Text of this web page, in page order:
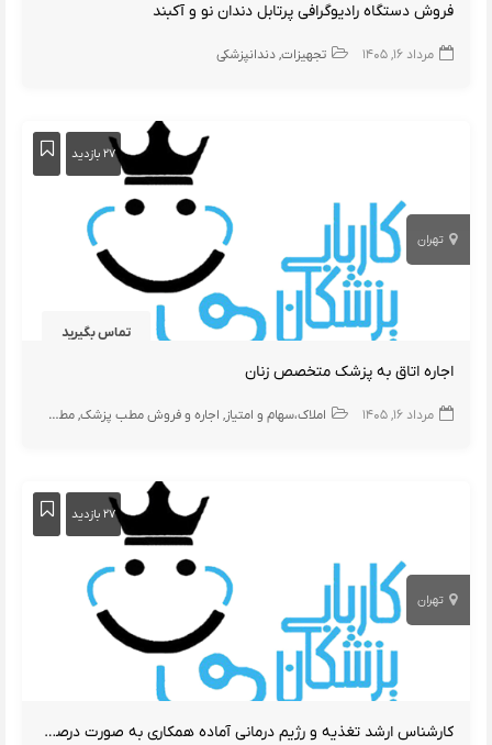
فروش دستگاه رادیوگرافی پرتابل دندان نو و آکبند
مرداد ۱۶, ۱۴۰۵ تجهیزات دندانپزشکی
۲۷ بازدید
تهران
تماس بگیرید
اجاره اتاق به پزشک متخصص زنان
مرداد ۱۶, ۱۴۰۵ املاک،سهام و امتیاز اجاره و فروش مطب پزشک مطب
۲۷ بازدید
تهران
کارشناس ارشد تغذیه و رژیم درمانی آماده همکاری به صورت درصدی